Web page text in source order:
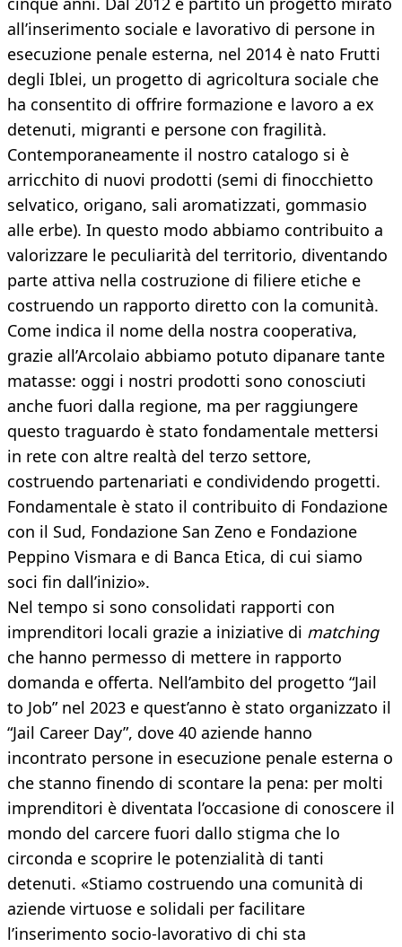
all’inserimento sociale e lavorativo di persone in
esecuzione penale esterna, nel 2014 è nato Frutti
degli Iblei, un progetto di agricoltura sociale che
ha consentito di offrire formazione e lavoro a ex
detenuti, migranti e persone con fragilità.
Contemporaneamente il nostro catalogo si è
arricchito di nuovi prodotti (semi di finocchietto
selvatico, origano, sali aromatizzati, gommasio
alle erbe). In questo modo abbiamo contribuito a
valorizzare le peculiarità del territorio, diventando
parte attiva nella costruzione di filiere etiche e
costruendo un rapporto diretto con la comunità.
Come indica il nome della nostra cooperativa,
grazie all’Arcolaio abbiamo potuto dipanare tante
matasse: oggi i nostri prodotti sono conosciuti
anche fuori dalla regione, ma per raggiungere
questo traguardo è stato fondamentale mettersi
in rete con altre realtà del terzo settore,
costruendo partenariati e condividendo progetti.
Fondamentale è stato il contribuito di Fondazione
con il Sud, Fondazione San Zeno e Fondazione
Peppino Vismara e di Banca Etica, di cui siamo
soci fin dall’inizio».
Nel tempo si sono consolidati rapporti con
imprenditori locali grazie a iniziative di matching
che hanno permesso di mettere in rapporto
domanda e offerta. Nell’ambito del progetto “Jail
to Job” nel 2023 e quest’anno è stato organizzato il
“Jail Career Day”, dove 40 aziende hanno
incontrato persone in esecuzione penale esterna o
che stanno finendo di scontare la pena: per molti
imprenditori è diventata l’occasione di conoscere il
mondo del carcere fuori dallo stigma che lo
circonda e scoprire le potenzialità di tanti
detenuti. «Stiamo costruendo una comunità di
aziende virtuose e solidali per facilitare
l’inserimento socio-lavorativo di chi sta